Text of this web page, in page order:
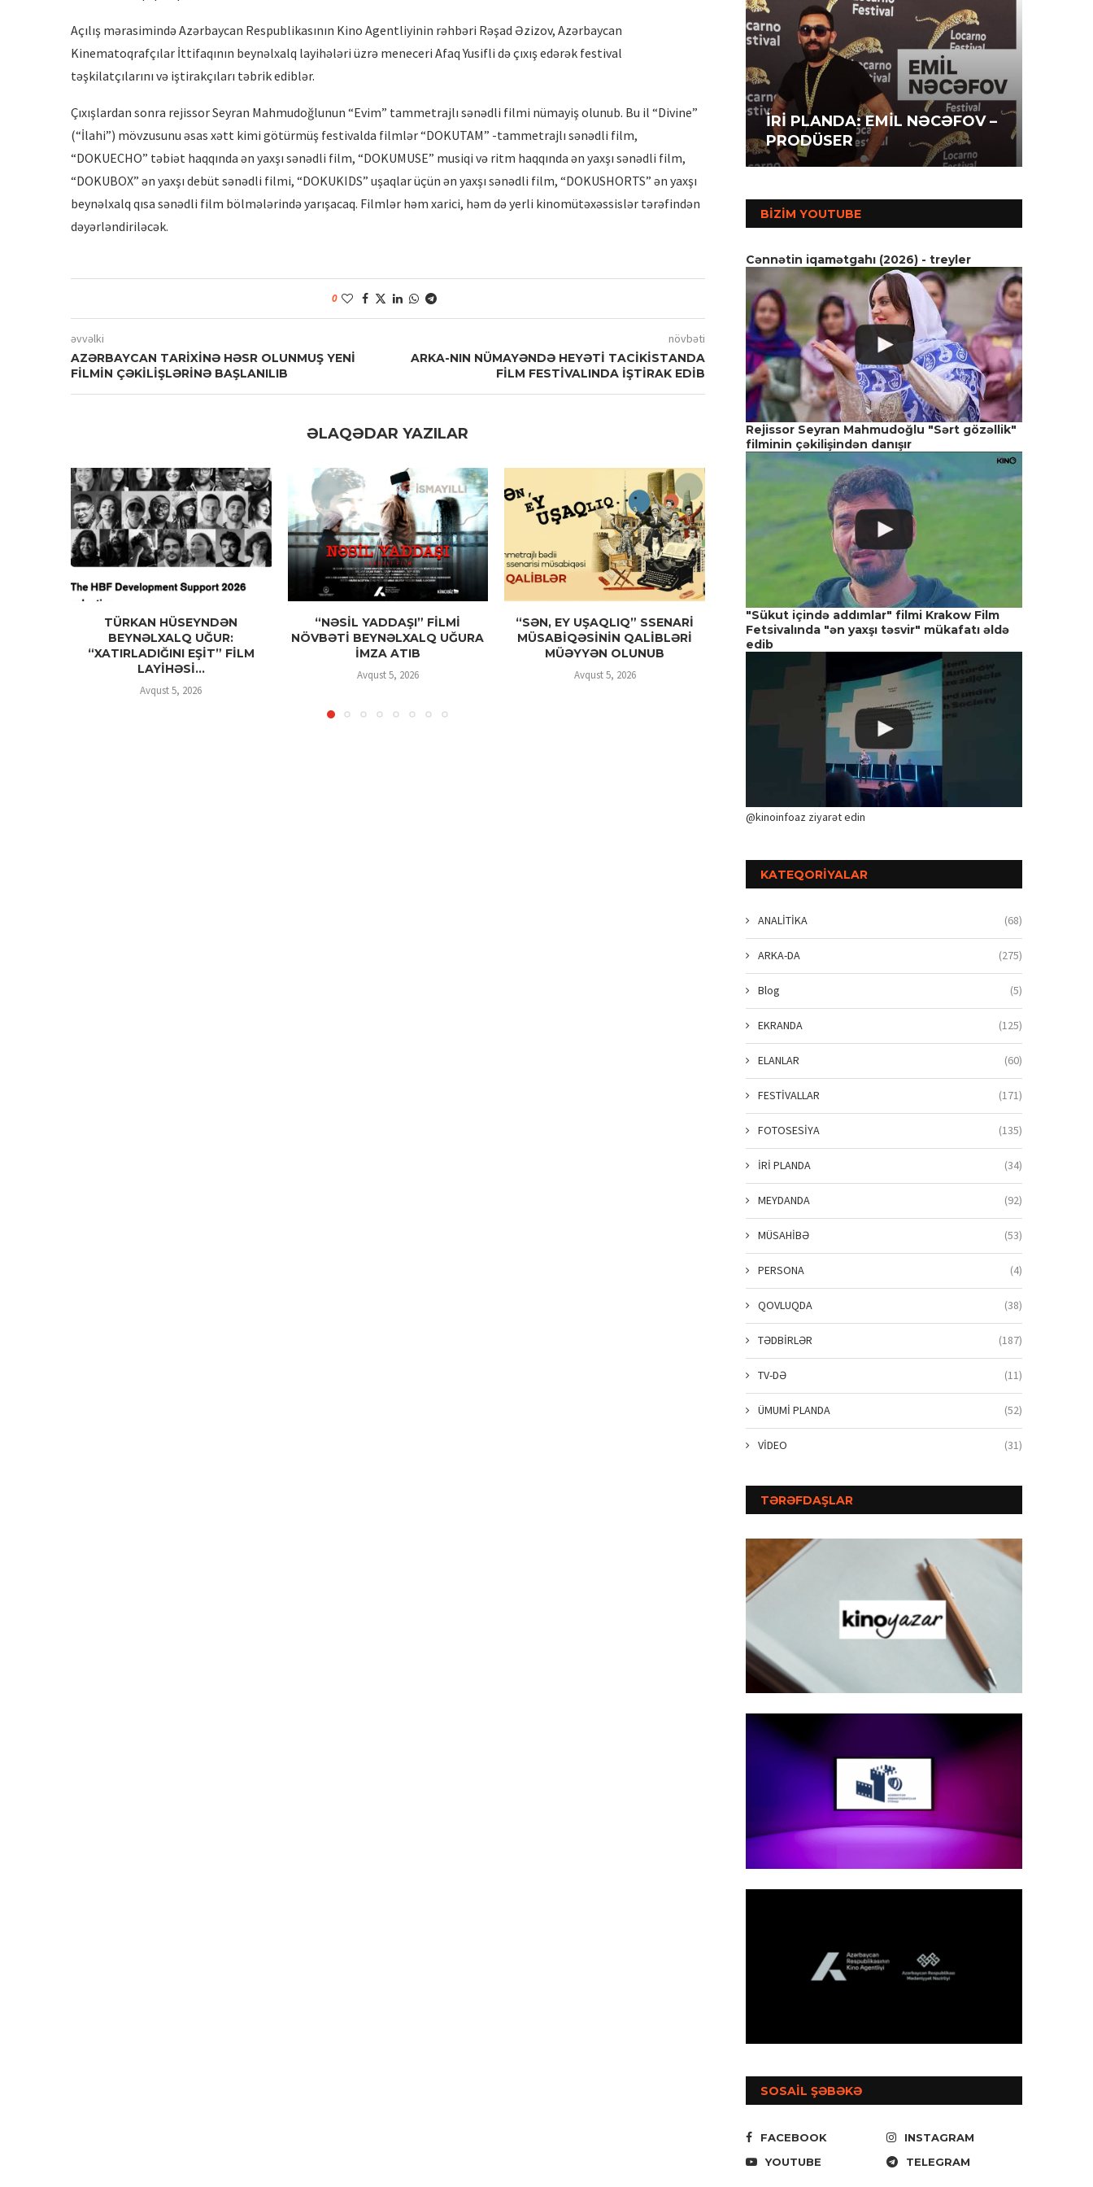
Açılış mərasimində Azərbaycan Respublikasının Kino Agentliyinin rəhbəri Rəşad Əzizov, Azərbaycan
Kinematoqrafçılar İttifaqının beynəlxalq layihələri üzrə meneceri Afaq Yusifli də çıxış edərək festival
təşkilatçılarını və iştirakçıları təbrik ediblər.
Çıxışlardan sonra rejissor Seyran Mahmudoğlunun “Evim” tammetrajlı sənədli filmi nümayiş olunub. Bu il “Divine”
(“İlahi”) mövzusunu əsas xətt kimi götürmüş festivalda filmlər “DOKUTAM” -tammetrajlı sənədli film,
“DOKUECHO” təbiət haqqında ən yaxşı sənədli film, “DOKUMUSE” musiqi və ritm haqqında ən yaxşı sənədli film,
“DOKUBOX” ən yaxşı debüt sənədli filmi, “DOKUKIDS” uşaqlar üçün ən yaxşı sənədli film, “DOKUSHORTS” ən yaxşı
beynəlxalq qısa sənədli film bölmələrində yarışacaq. Filmlər həm xarici, həm də yerli kinomütəxəssislər tərəfindən
dəyərləndiriləcək.
0
əvvəlki
AZƏRBAYCAN TARİXİNƏ HƏSR OLUNMUŞ YENİ
FİLMİN ÇƏKİLİŞLƏRİNƏ BAŞLANILIB
növbəti
ARKA-NIN NÜMAYƏNDƏ HEYƏTİ TACİKİSTANDA
FİLM FESTİVALINDA İŞTİRAK EDİB
ƏLAQƏDAR YAZILAR
TÜRKAN HÜSEYNDƏN
BEYNƏLXALQ UĞUR:
“XATIRLADIĞINI EŞİT” FİLM
LAYİHƏSİ...
Avqust 5, 2026
“NƏSİL YADDAŞI” FİLMİ
NÖVBƏTİ BEYNƏLXALQ UĞURA
İMZA ATIB
Avqust 5, 2026
“SƏN, EY UŞAQLIQ” SSENARİ
MÜSABİQƏSİNİN QALİBLƏRİ
MÜƏYYƏN OLUNUB
Avqust 5, 2026
AZƏRBAYCAN KİNOSU GÜNÜ:
ULDUZLARIN İŞIĞINDA
AZƏRBAYCAN KİNOSU
“ULDUZLARIN
İRİ PLANDA: EMİL NƏCƏFOV –
PRODÜSER
İRİ PLANDA: İLAHƏ
HƏSƏNOVA – AKTRİSA
BIZIM YOUTUBE
Cənnətin iqamətgahı (2026) - treyler
Rejissor Seyran Mahmudoğlu "Sərt gözəllik"
filminin çəkilişindən danışır
"Sükut içində addımlar" filmi Krakow Film
Fetsivalında "ən yaxşı təsvir" mükafatı əldə
edib
@kinoinfoaz ziyarət edin
KATEQORIYALAR
ANALİTİKA (68)
ARKA-DA (275)
Blog (5)
EKRANDA (125)
ELANLAR (60)
FESTİVALLAR (171)
FOTOSESİYA (135)
İRİ PLANDA (34)
MEYDANDA (92)
MÜSAHİBƏ (53)
PERSONA (4)
QOVLUQDA (38)
TƏDBİRLƏR (187)
TV-DƏ (11)
ÜMUMİ PLANDA (52)
VİDEO (31)
TƏRƏFDAŞLAR
SOSAİL ŞƏBƏKƏ
FACEBOOK
INSTAGRAM
YOUTUBE
TELEGRAM